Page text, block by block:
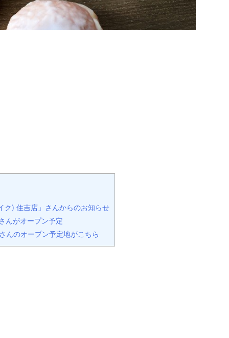
) 住吉店」さんからのお知らせ
んがオープン予定
んのオープン予定地がこちら